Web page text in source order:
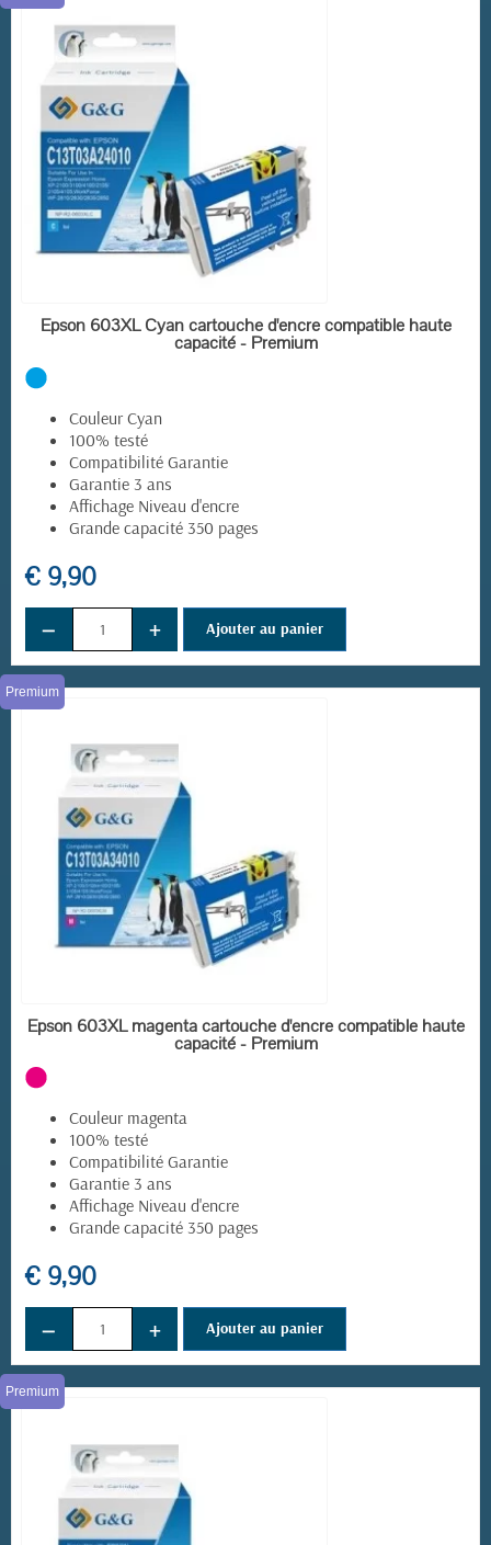
EN STOCK
Epson 603XL Cyan cartouche d'encre compatible haute
capacité - Premium
Couleur Cyan
100% testé
Compatibilité Garantie
Garantie 3 ans
Affichage Niveau d'encre
Grande capacité 350 pages
€ 9,90
− + Ajouter au panier
EN STOCK
Premium
Epson 603XL magenta cartouche d'encre compatible haute
capacité - Premium
Couleur magenta
100% testé
Compatibilité Garantie
Garantie 3 ans
Affichage Niveau d'encre
Grande capacité 350 pages
€ 9,90
− + Ajouter au panier
Premium